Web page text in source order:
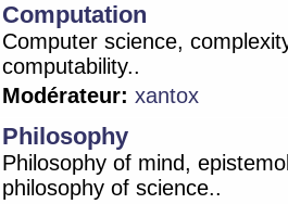
Computation
Computer science,
computability..
Modérateur: xantox
Philosophy
Philosophy of mind,
philosophy of science..